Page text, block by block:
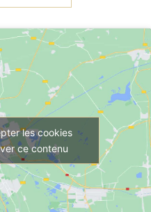
les cookies
ce contenu